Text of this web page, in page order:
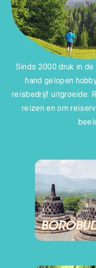
Sinds 2000 druk in
hand gelopen
reisbedrijf uitgroeide.
reizen en om